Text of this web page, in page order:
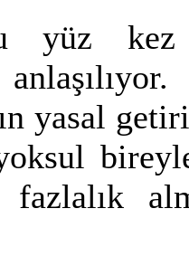
yüz kez
yasal
fazlalık